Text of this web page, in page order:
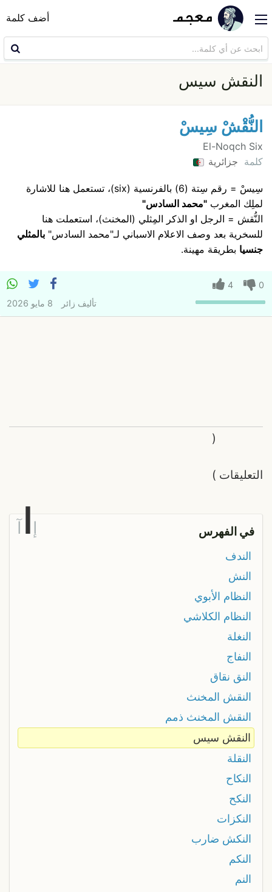
أضف كلمة
النقش سيس
النُّقْشْ سِيسْ
El-Noqch Six
كلمة جزائرية
سِيسْ = رقم سِتة (6) بالفرنسية (six)، تستعمل هنا للاشارة
لملِك المغرب "محمد السادس"
النُّقش = الرجل او الذكر المِثلي (المخنث)، استعملت هنا
للسخرية بعد وصف الاعلام الاسباني لـ"محمد السادس" بالمثلي
جنسيا بطريقة مهينة.
0
4
تأليف زائر 8 مايو 2026
التعليقات
(
)
في الفهرس إ آ
الندف
النش
النظام الأبوي
النظام الكلاشي
النغلة
النفاج
النق نقاق
النقش المخنث
النقش المخنث ذمم
النقش سيس
النقلة
النكاح
النكح
النكزات
النكش ضارب
النكم
النم